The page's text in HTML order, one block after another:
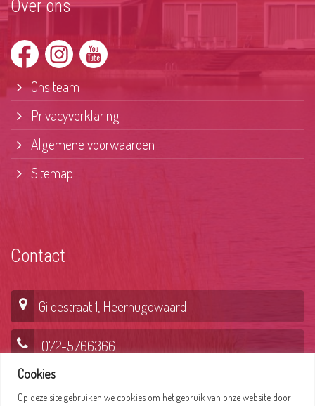
Cookies
Op deze site gebruiken we cookies om het gebruik van onze website door
Over ons
Ons team
Privacyverklaring
Algemene voorwaarden
Sitemap
Contact
Gildestraat 1, Heerhugowaard
072-5766366